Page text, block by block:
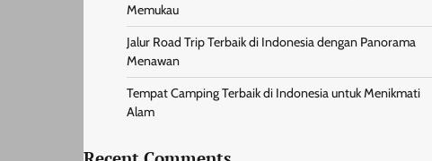
Memukau
Jalur Road Trip Terbaik di Indonesia dengan Panorama
Menawan
Tempat Camping Terbaik di Indonesia untuk Menikmati
Alam